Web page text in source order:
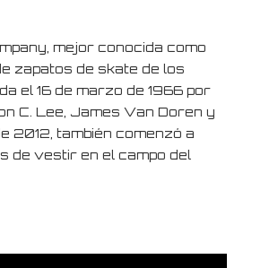
mejor conocida como
zapatos de skate de los
el 16 de marzo de 1966 por
C. Lee, James Van Doren y
2012, también comenzó a
de vestir en el campo del